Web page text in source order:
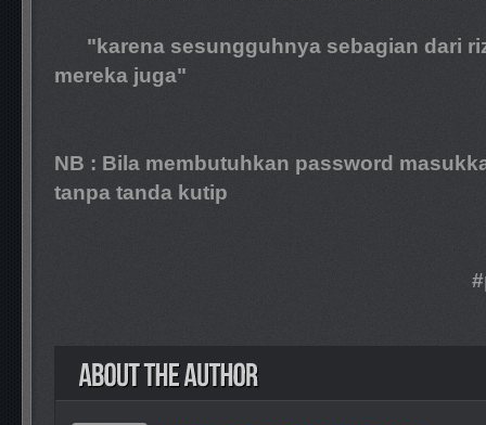
"karena sesungguhnya sebagian dari
mereka juga"
NB : Bila membutuhkan password
tanpa tanda kutip